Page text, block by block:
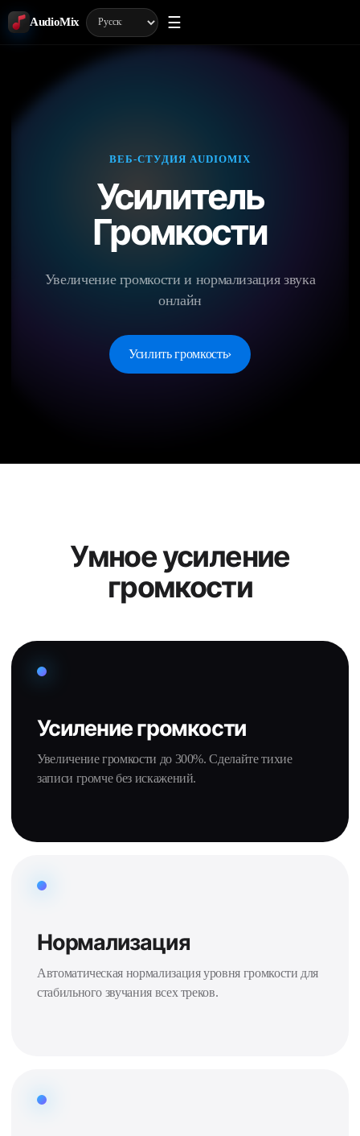
AudioMix ☰
ВЕБ-СТУДИЯ AUDIOMIX
Усилитель
Громкости
Увеличение громкости и нормализация звука
онлайн
Усилить громкость›
Умное усиление
громкости
Усиление громкости
Увеличение громкости до 300%. Сделайте тихие
записи громче без искажений.
Нормализация
Автоматическая нормализация уровня громкости для
стабильного звучания всех треков.